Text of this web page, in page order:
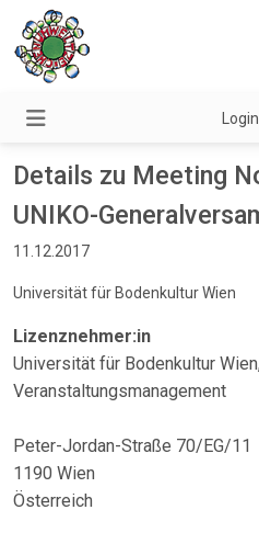
Login
Details zu Meeting
UNIKO-
11.12.2017
Universität für Bodenkultur Wien
Lizenznehmer:in
Universität für Bodenkultur
Veranstaltungsmanagement
Peter-Jordan-Straße 70/EG/11
1190 Wien
Österreich